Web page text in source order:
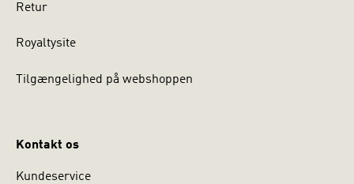
Retur
Royaltysite
Tilgængelighed på webshoppen
Kontakt os
Kundeservice